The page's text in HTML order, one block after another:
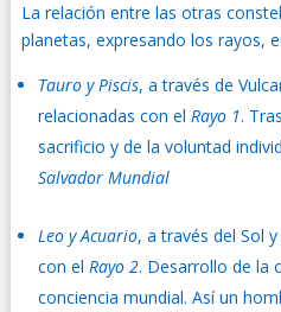
La relación entre las otras
planetas, expresando los rayos,
Tauro y Piscis, a través de
relacionadas con el Rayo 1.
sacrificio y de la voluntad
Salvador Mundial
Leo y Acuario, a través del Sol
con el Rayo 2. Desarrollo de la
conciencia mundial. Así un